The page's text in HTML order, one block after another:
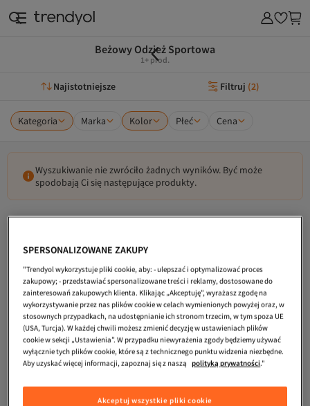
Beżowy Odzież Sportowa
1+ prod.
Najistotniejsze Filtruj (2)
Kategoria Marka Kolor Płeć Cena
Wyszukiwanie nie zwróciło żadnych wyników. Być może
spodobają Ci się następujące produkty.
SPERSONALIZOWANE ZAKUPY
"Trendyol wykorzystuje pliki cookie, aby: - ulepszać i optymalizować proces
zakupowy; - przedstawiać spersonalizowane treści i reklamy, dostosowane do
zainteresowań zakupowych klienta. Klikając „Akceptuję”, wyrażasz zgodę na
wykorzystywanie przez nas plików cookie w celach wymienionych powyżej oraz, w
stosownych przypadkach, na udostępnianie ich stronom trzecim, w tym spoza UE
(USA, Turcja). W każdej chwili możesz zmienić decyzję w ustawieniach plików
cookie w sekcji „Ustawienia”. W przypadku niewyrażenia zgody będziemy używać
wyłącznie tych plików cookie, które są z technicznego punktu widzenia niezbędne.
Aby uzyskać więcej informacji, zapoznaj się z naszą polityką prywatności."
Akceptuj wszystkie pliki cookie